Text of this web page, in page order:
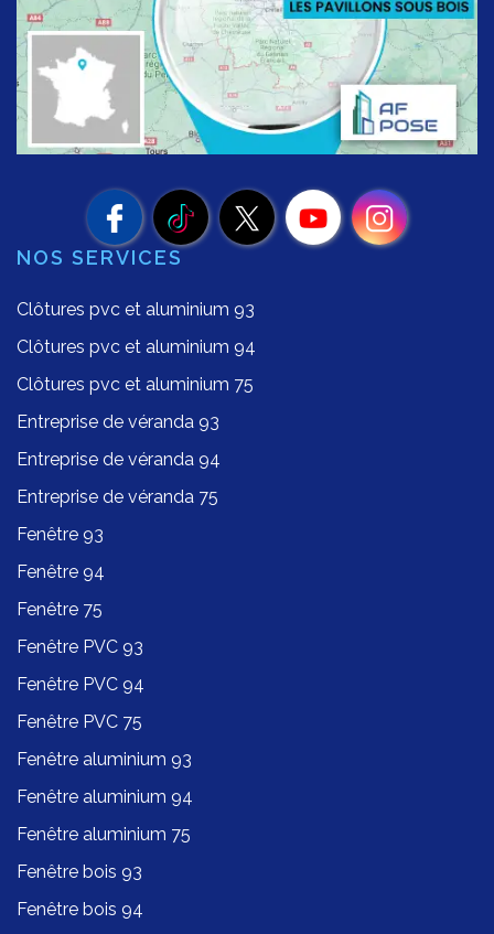
NOS SERVICES
Clôtures pvc et aluminium 93
Clôtures pvc et aluminium 94
Clôtures pvc et aluminium 75
Entreprise de véranda 93
Entreprise de véranda 94
Entreprise de véranda 75
Fenêtre 93
Fenêtre 94
Fenêtre 75
Fenêtre PVC 93
Fenêtre PVC 94
Fenêtre PVC 75
Fenêtre aluminium 93
Fenêtre aluminium 94
Fenêtre aluminium 75
Fenêtre bois 93
Fenêtre bois 94